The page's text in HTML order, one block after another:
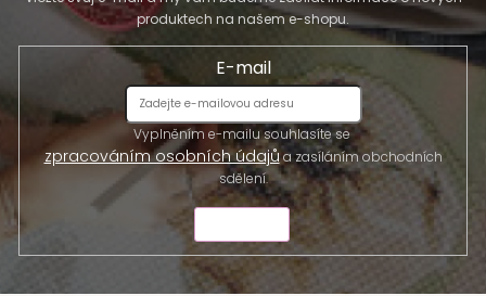
produktech na našem e-shopu.
E-mail
Vyplněním e-mailu souhlasíte se
zpracováním osobních údajůa zasíláním obchodních
sdělení.